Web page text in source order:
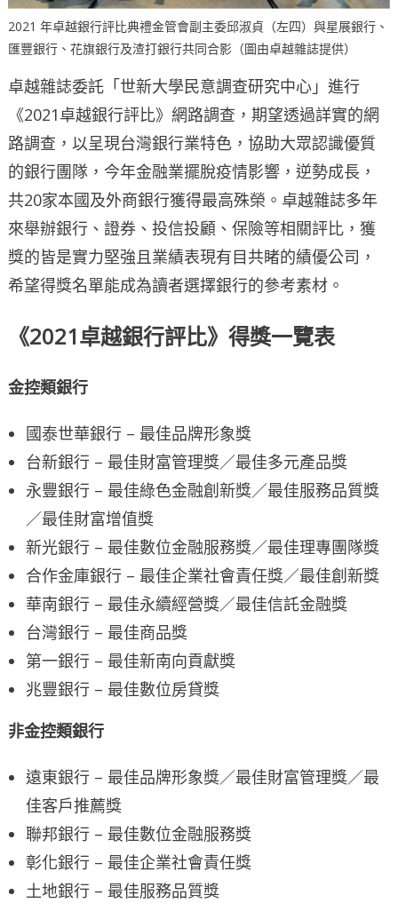
2021 年卓越銀行評比典禮金管會副主委邱淑貞（左四）與星展銀行、
匯豐銀行、花旗銀行及渣打銀行共同合影（圖由卓越雜誌提供）
卓越雜誌委託「世新大學民意調查研究中心」進行
《2021卓越銀行評比》網路調查，期望透過詳實的網
路調查，以呈現台灣銀行業特色，協助大眾認識優質
的銀行團隊，今年金融業擺脫疫情影響，逆勢成長，
共20家本國及外商銀行獲得最高殊榮。卓越雜誌多年
來舉辦銀行、證券、投信投顧、保險等相關評比，獲
獎的皆是實力堅強且業績表現有目共睹的績優公司，
希望得獎名單能成為讀者選擇銀行的參考素材。
《2021卓越銀行評比》得獎一覽表
金控類銀行
國泰世華銀行 – 最佳品牌形象獎
台新銀行 – 最佳財富管理獎／最佳多元產品獎
永豐銀行 – 最佳綠色金融創新獎／最佳服務品質獎
／最佳財富增值獎
新光銀行 – 最佳數位金融服務獎／最佳理專團隊獎
合作金庫銀行 – 最佳企業社會責任獎／最佳創新獎
華南銀行 – 最佳永續經營獎／最佳信託金融獎
台灣銀行 – 最佳商品獎
第一銀行 – 最佳新南向貢獻獎
兆豐銀行 – 最佳數位房貸獎
非金控類銀行
遠東銀行 – 最佳品牌形象獎／最佳財富管理獎／最
佳客戶推薦獎
聯邦銀行 – 最佳數位金融服務獎
彰化銀行 – 最佳企業社會責任獎
土地銀行 – 最佳服務品質獎